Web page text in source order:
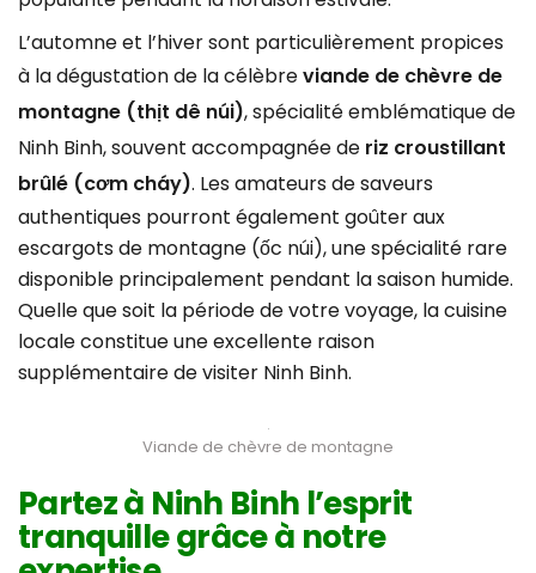
L’automne et l’hiver sont particulièrement propices
à la dégustation de la célèbreviande de chèvre de
montagne (thịt dê núi), spécialité emblématique de
Ninh Binh, souvent accompagnée de riz croustillant
brûlé (cơm cháy). Les amateurs de saveurs
authentiques pourront également goûter aux
escargots de montagne (ốc núi), une spécialité rare
disponible principalement pendant la saison humide.
Quelle que soit la période de votre voyage, la cuisine
locale constitue une excellente raison
supplémentaire de visiter Ninh Binh.
Viande de chèvre de montagne
Partez à Ninh Binh l’esprit
tranquille grâce à notre